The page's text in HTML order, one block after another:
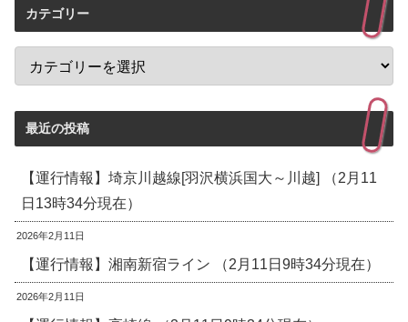
カテゴリー
最近の投稿
【運行情報】埼京川越線[羽沢横浜国大～川越] （2月11
日13時34分現在）
2026年2月11日
【運行情報】湘南新宿ライン （2月11日9時34分現在）
2026年2月11日